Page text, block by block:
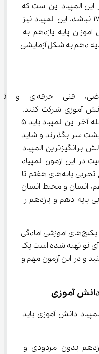
شرکت در این المپیاد این است که
نمره زبان دانش آموزان کمتر از ۱۷ نباشد. این المپیاد نیز
پایه یازدهم به
دهم به شکل آزمایشی
دانش آموزان رشته‌های ریاضی،
می‌توانند در این آزمون المپیاد دانش آموزی شرکت کنند‌.
دانش آموزان برای رسیدن به مرحله آخر این المپیاد باید ۵
سر بگذارند و شاید
برانگیزترین المپیاد
موفقیت در این آزمون المپیاد
دانش آموزی شما باید کتاب علوم تجربی پایه‌های هفتم تا
انسان و محیط انسان
پایه دهم و یازدهم را
اما شما می‌توانید به راحتی با تهیه پکیج‌های آموزشی آمادگی
آی نو تهیه شده است یک
و در این آزمون مهم و
دانش آموزی
دانش آموزی باید
دهم و یازدهم بدون مردودی و